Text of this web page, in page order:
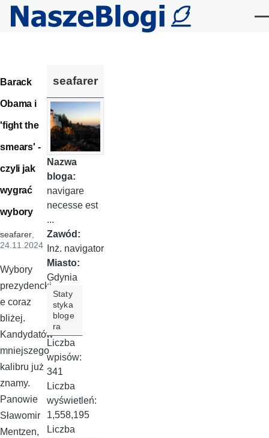
Przejdź do treści
Barack
Obama i
'fight the
smears' -
czyli jak
wygrać
wybory
seafarer,
24.11.2024
Wybory
prezydencki
e coraz
bliżej.
Kandydatów
mniejszego
kalibru już
znamy.
Panowie
Sławomir
Mentzen,
seafarer
Nazwa
bloga:
navigare
necesse est
...
Zawód:
Inż. navigator
Miasto:
Gdynia
Staty
styka
bloge
ra
Liczba
wpisów:
341
Liczba
wyświetleń:
1,558,195
Liczba